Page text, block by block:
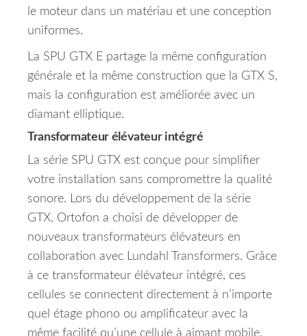
le moteur dans un matériau et une conception
uniformes.
La SPU GTX E partage la même configuration
générale et la même construction que la GTX S,
mais la configuration est améliorée avec un
diamant elliptique.
Transformateur élévateur intégré
La série SPU GTX est conçue pour simplifier
votre installation sans compromettre la qualité
sonore. Lors du développement de la série
GTX, Ortofon a choisi de développer de
nouveaux transformateurs élévateurs en
collaboration avec Lundahl Transformers. Grâce
à ce transformateur élévateur intégré, ces
cellules se connectent directement à n’importe
quel étage phono ou amplificateur avec la
même facilité qu’une cellule à aimant mobile,